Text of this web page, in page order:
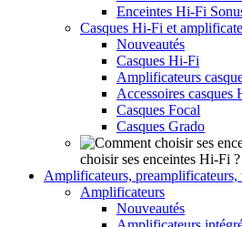
Enceintes Hi-Fi
Casques Hi-Fi et
Nouveautés
Casques Hi-Fi
Amplificateurs
Accessoires casques
Casques Focal
Casques Grado
choisir ses enceintes Hi-Fi ?
Amplificateurs, preamplificateurs,
Amplificateurs
Nouveautés